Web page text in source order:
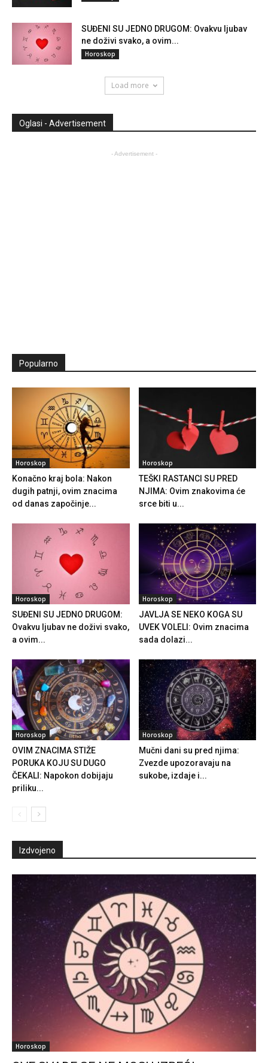
SUĐENI SU JEDNO DRUGOM: Ovakvu ljubav
ne doživi svako, a ovim...
Horoskop
Load more
Oglasi - Advertisement
- Advertisement -
Popularno
Horoskop
Konačno kraj bola: Nakon
dugih patnji, ovim znacima
od danas započinje...
Horoskop
TEŠKI RASTANCI SU PRED
NJIMA: Ovim znakovima će
srce biti u...
Horoskop
SUĐENI SU JEDNO DRUGOM:
Ovakvu ljubav ne doživi svako,
a ovim...
Horoskop
JAVLJA SE NEKO KOGA SU
UVEK VOLELI: Ovim znacima
sada dolazi...
Horoskop
OVIM ZNACIMA STIŽE
PORUKA KOJU SU DUGO
ČEKALI: Napokon dobijaju
priliku...
Horoskop
Mučni dani su pred njima:
Zvezde upozoravaju na
sukobe, izdaje i...
Izdvojeno
Horoskop